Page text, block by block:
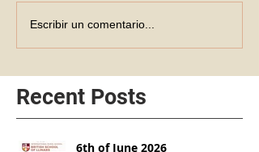
Escribir un comentario...
Recent Posts
6th of June 2026